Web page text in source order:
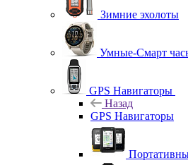
Зимние эхолоты
Умные-Смарт
GPS Навигаторы
Назад
GPS Навигаторы